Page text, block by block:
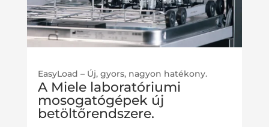
EasyLoad – Új, gyors, nagyon hatékony.
A Miele laboratóriumi
mosogatógépek új
betöltőrendszere.